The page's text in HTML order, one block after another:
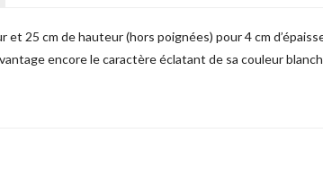
et 25 cm de hauteur (hors poignées) pour 4 cm
encore le caractère éclatant de sa couleur